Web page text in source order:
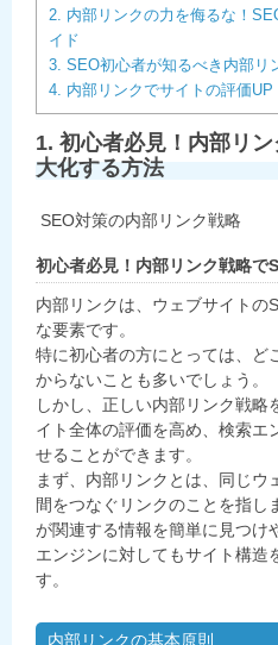
2. 内部リンクの力を侮るな！
イド
3. SEO初心者が知るべき内部リ
4. 内部リンクでサイトの評価
1. 初心者必見！内部リ
大化する方法
SEO対策の内部リンク戦略
初心者必見！内部リンク戦略で
内部リンクは、ウェブサイトの
な要素です。
特に初心者の方にとっては、ど
からないことも多いでしょう。
しかし、正しい内部リンク戦
イト全体の評価を高め、検索エ
せることができます。
まず、内部リンクとは、同じウ
間をつなぐリンクのことを指し
が関連する情報を簡単に見つけ
エンジンに対してもサイト構造
す。
内部リンクの基本原則